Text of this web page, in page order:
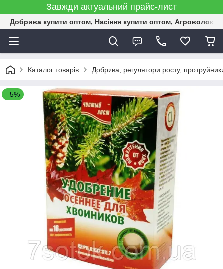
Завжди актуальний прайс-лист
Добрива купити оптом, Насіння купити оптом,
Каталог товарів Добрива, регулятори росту,
–5%